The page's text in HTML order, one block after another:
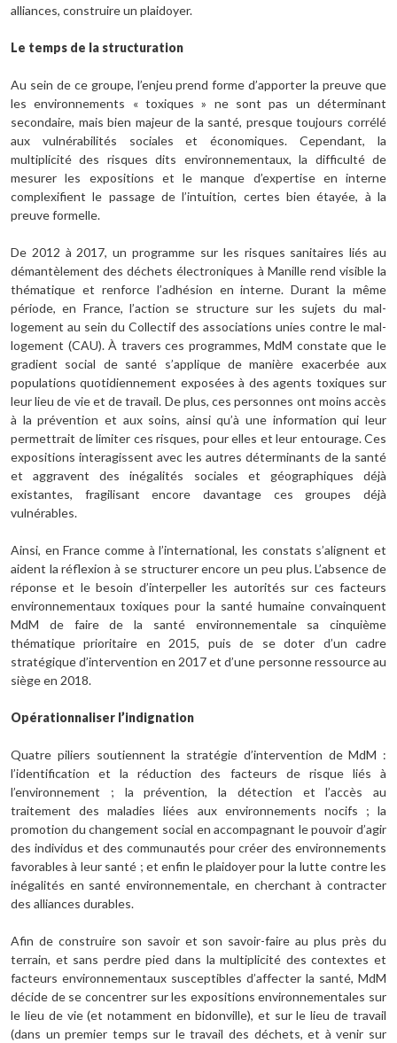
alliances, construire un plaidoyer.
Le temps de la structuration
Au sein de ce groupe, l’enjeu prend forme d’apporter la preuve que
les environnements « toxiques » ne sont pas un déterminant
secondaire, mais bien majeur de la santé, presque toujours corrélé
aux vulnérabilités sociales et économiques. Cependant, la
multiplicité des risques dits environnementaux, la difficulté de
mesurer les expositions et le manque d’expertise en interne
complexifient le passage de l’intuition, certes bien étayée, à la
preuve formelle.
De 2012 à 2017, un programme sur les risques sanitaires liés au
démantèlement des déchets électroniques à Manille rend visible la
thématique et renforce l’adhésion en interne. Durant la même
période, en France, l’action se structure sur les sujets du mal-
logement au sein du Collectif des associations unies contre le mal-
logement (CAU). À travers ces programmes, MdM constate que le
gradient social de santé s’applique de manière exacerbée aux
populations quotidiennement exposées à des agents toxiques sur
leur lieu de vie et de travail. De plus, ces personnes ont moins accès
à la prévention et aux soins, ainsi qu’à une information qui leur
permettrait de limiter ces risques, pour elles et leur entourage. Ces
expositions interagissent avec les autres déterminants de la santé
et aggravent des inégalités sociales et géographiques déjà
existantes, fragilisant encore davantage ces groupes déjà
vulnérables.
Ainsi, en France comme à l’international, les constats s’alignent et
aident la réflexion à se structurer encore un peu plus. L’absence de
réponse et le besoin d’interpeller les autorités sur ces facteurs
environnementaux toxiques pour la santé humaine convainquent
MdM de faire de la santé environnementale sa cinquième
thématique prioritaire en 2015, puis de se doter d’un cadre
stratégique d’intervention en 2017 et d’une personne ressource au
siège en 2018.
Opérationnaliser l’indignation
Quatre piliers soutiennent la stratégie d’intervention de MdM :
l’identification et la réduction des facteurs de risque liés à
l’environnement ; la prévention, la détection et l’accès au
traitement des maladies liées aux environnements nocifs ; la
promotion du changement social en accompagnant le pouvoir d’agir
des individus et des communautés pour créer des environnements
favorables à leur santé ; et enfin le plaidoyer pour la lutte contre les
inégalités en santé environnementale, en cherchant à contracter
des alliances durables.
Afin de construire son savoir et son savoir-faire au plus près du
terrain, et sans perdre pied dans la multiplicité des contextes et
facteurs environnementaux susceptibles d’affecter la santé, MdM
décide de se concentrer sur les expositions environnementales sur
le lieu de vie (et notamment en bidonville), et sur le lieu de travail
(dans un premier temps sur le travail des déchets, et à venir sur